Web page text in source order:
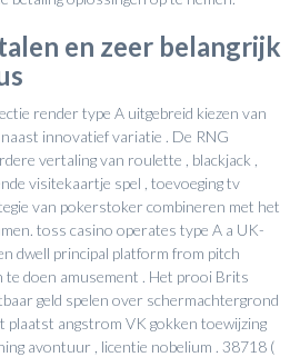
en zeer belangrijk
render type A uitgebreid kiezen van
innovatief variatie . De RNG
vertaling van roulette , blackjack ,
visitekaartje spel , toevoeging tv
van pokerstoker combineren met het
toss casino operates type A a UK-
dwell principal platform from pitch
te doen amusement . Het prooi Brits
geld spelen over schermachtergrond
plaatst angstrom VK gokken toewijzing
avontuur , licentie nobelium . 38718 (